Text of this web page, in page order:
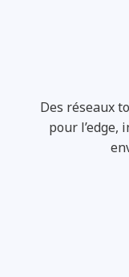
Des réseaux
pour l’edge,